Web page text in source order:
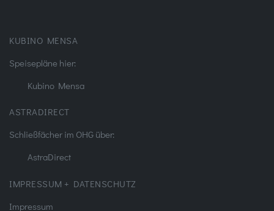
KUBINO MENSA
Speisepläne hier:
Kubino Mensa
ASTRADIRECT
Schließfächer im OHG über:
AstraDirect
IMPRESSUM + DATENSCHUTZ
Impressum